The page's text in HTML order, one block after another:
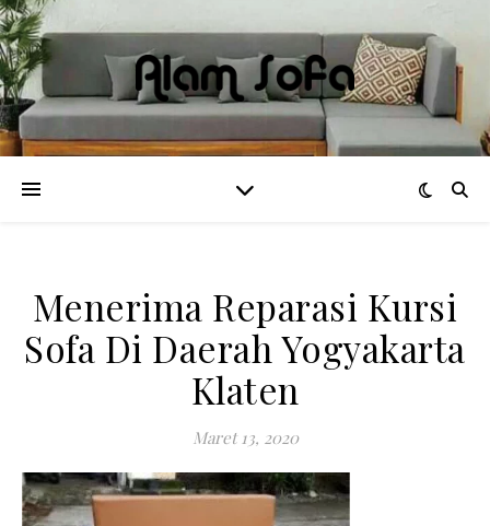
Menerima Reparasi Kursi
Sofa Di Daerah Yogyakarta
Klaten
Maret 13, 2020